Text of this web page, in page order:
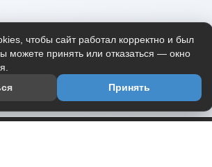
чтобы сайт работал корректно и был
можете принять или отказаться — окно
Принять